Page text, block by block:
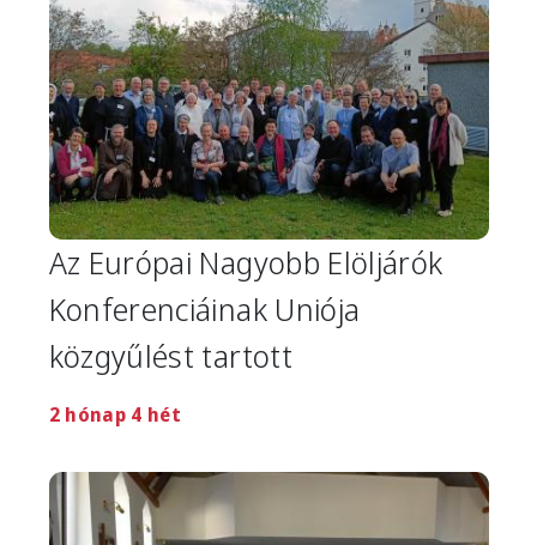
Az Európai Nagyobb Elöljárók
Konferenciáinak Uniója
közgyűlést tartott
2 hónap 4 hét
Image